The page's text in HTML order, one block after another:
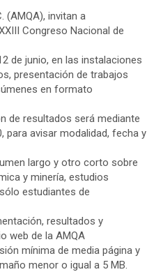
(AMQA), invitan a
Congreso Nacional de
de junio, en las instalaciones
presentación de trabajos
en formato
de resultados será mediante
para avisar modalidad, fecha y
largo y otro corto sobre
y minería, estudios
estudiantes de
resultados y
web de la AMQA
mínima de media página y
menor o igual a 5 MB.